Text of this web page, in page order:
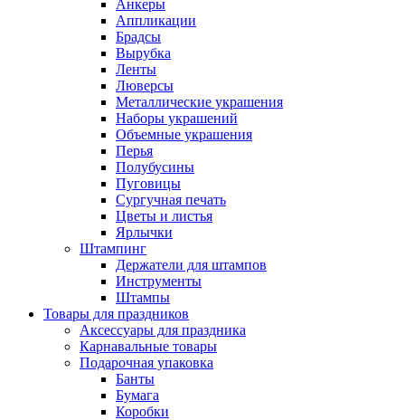
Анкеры
Аппликации
Брадсы
Вырубка
Ленты
Люверсы
Металлические украшения
Наборы украшений
Объемные украшения
Перья
Полубусины
Пуговицы
Сургучная печать
Цветы и листья
Ярлычки
Штампинг
Держатели для штампов
Инструменты
Штампы
Товары для праздников
Аксессуары для праздника
Карнавальные товары
Подарочная упаковка
Банты
Бумага
Коробки